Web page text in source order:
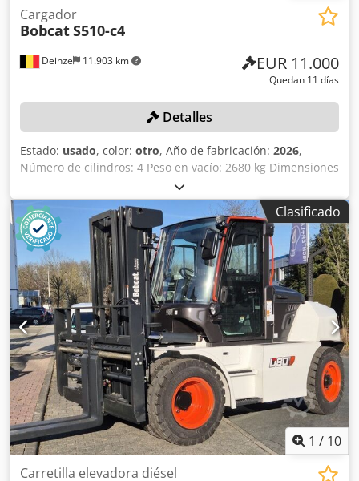
Deinze 11.903 km
Cargador
BobcatS510-c4
EUR 11.000
Quedan 11 días
Detalles
Estado: usado, color: otro, Año de fabricación: 2026,
Número de cilindros: 4 Peso en vacío: 2680 kg Dimensiones
(largo x ancho x alto): 337 x 172 x 197 cm Sistema de
cambio rápido: sí Peso propio: 2680 kg Dimensiones de
transporte: 3378 x 1727 x 1972 mm Marca y modelo del
motor: Kubota V2403 Crsdpfx Apjzrv Ulovof Potencia: 36,5
kW / 48,9 CV Cilindros: 4 Tamaño de los neumáticos:
ruedas delanteras y traseras: 30x10-16 Ancho de la pala:
1730 mm Equipamiento: sistema de cambio rápido
mecánico Función adicional: Sin certificación ni registro CE
Sin documentación
Clasificado
1 / 10
Carretilla elevadora diésel